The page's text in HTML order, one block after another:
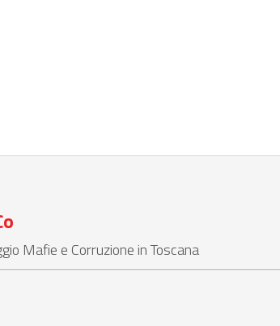
Mafie e Corruzione in Toscana